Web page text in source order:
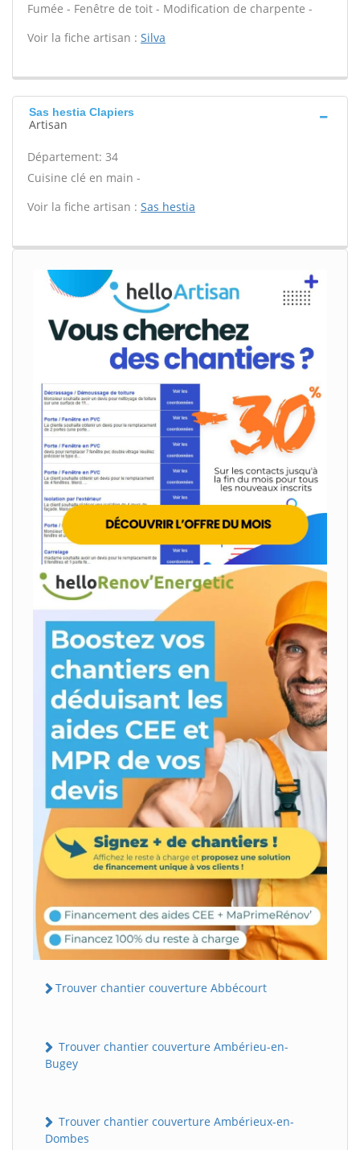
Fumée - Fenêtre de toit - Modification de charpente -
Voir la fiche artisan : Silva
Sas hestia Clapiers
Artisan
Département: 34
Cuisine clé en main -
Voir la fiche artisan : Sas hestia
Trouver chantier couverture Abbécourt
Trouver chantier couverture Ambérieu-en-
Bugey
Trouver chantier couverture Ambérieux-en-
Dombes